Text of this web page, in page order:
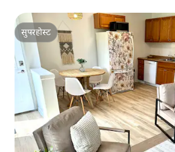
सुपरहोस्ट
सुपरहोस्ट